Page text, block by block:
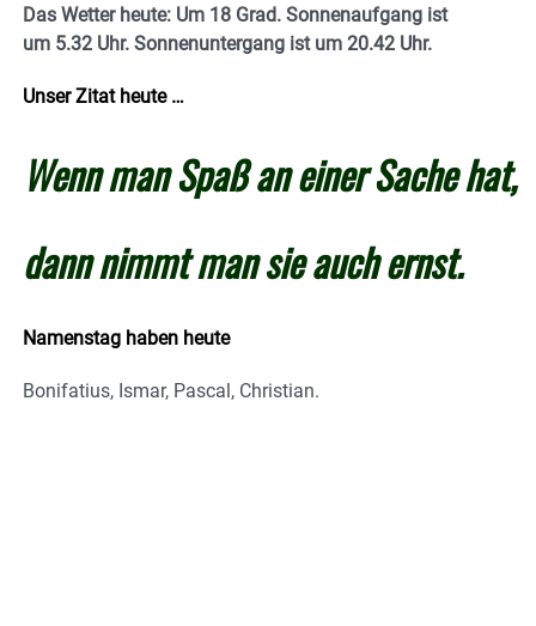
Das Wetter heute: Um 18 Grad. Sonnenaufgang ist
um 5.32 Uhr. Sonnenuntergang ist um 20.42 Uhr.
Unser Zitat heute …
Wenn man Spaß an einer Sache hat,
dann nimmt man sie auch ernst.
Namenstag haben heute
Bonifatius, Ismar, Pascal, Christian.